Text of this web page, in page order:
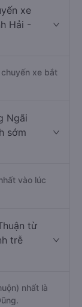
xe
Hải -
xe bắt
Ngãi
sớm
vào lúc
từ
trễ
nhất là